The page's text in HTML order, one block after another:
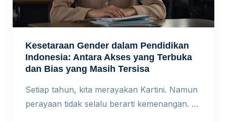
Kesetaraan Gender dalam Pendidikan
Indonesia: Antara Akses yang Terbuka
dan Bias yang Masih Tersisa
Setiap tahun, kita merayakan Kartini. Namun
perayaan tidak selalu berarti kemenangan. Di